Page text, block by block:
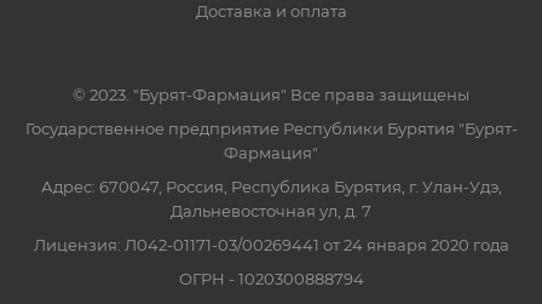
Доставка и оплата
© 2023. "Бурят-Фармация" Все права защищены
Государственное предприятие Республики Бурятия "Бурят-
Фармация"
Адрес: 670047, Россия, Республика Бурятия, г. Улан-Удэ,
Дальневосточная ул, д. 7
Лицензия: Л042-01171-03/00269441 от 24 января 2020 года
ОГРН - 1020300888794